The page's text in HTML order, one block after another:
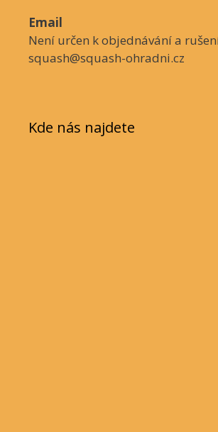
Email
Není určen k objednávání a
squash@squash-ohradni.cz
Kde nás najdete